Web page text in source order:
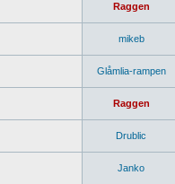
Raggen
mikeb
Glåmlia-rampen
Raggen
Drublic
Janko